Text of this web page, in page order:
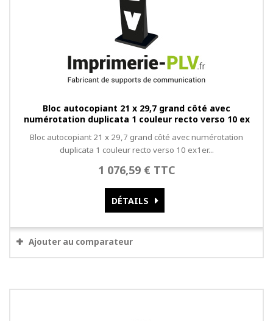
Bloc autocopiant 21 x 29,7 grand côté avec
numérotation duplicata 1 couleur recto verso 10 ex
Bloc autocopiant 21 x 29,7 grand côté avec numérotation
duplicata 1 couleur recto verso 10 ex1er...
1 076,59 € TTC
DÉTAILS
Ajouter au comparateur